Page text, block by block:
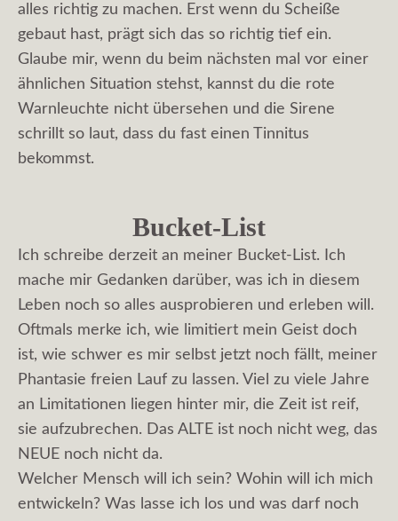
alles richtig zu machen. Erst wenn du Scheiße
gebaut hast, prägt sich das so richtig tief ein.
Glaube mir, wenn du beim nächsten mal vor einer
ähnlichen Situation stehst, kannst du die rote
Warnleuchte nicht übersehen und die Sirene
schrillt so laut, dass du fast einen Tinnitus
bekommst.
Bucket-List
Ich schreibe derzeit an meiner Bucket-List. Ich
mache mir Gedanken darüber, was ich in diesem
Leben noch so alles ausprobieren und erleben will.
Oftmals merke ich, wie limitiert mein Geist doch
ist, wie schwer es mir selbst jetzt noch fällt, meiner
Phantasie freien Lauf zu lassen. Viel zu viele Jahre
an Limitationen liegen hinter mir, die Zeit ist reif,
sie aufzubrechen. Das ALTE ist noch nicht weg, das
NEUE noch nicht da.
Welcher Mensch will ich sein? Wohin will ich mich
entwickeln? Was lasse ich los und was darf noch